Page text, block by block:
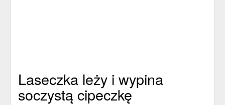
Laseczka leży i wypina
soczystą cipeczkę